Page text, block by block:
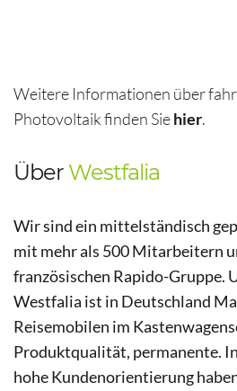
Weitere Informationen über
Photovoltaik finden Siehier.
Über Westfalia
Wir sind ein mittelständisch
mit mehr als 500 Mitarbeitern
französischen Rapido-Gruppe.
Westfalia ist in Deutschland
Reisemobilen im
Produktqualität, permanente.
hohe Kundenorientierung